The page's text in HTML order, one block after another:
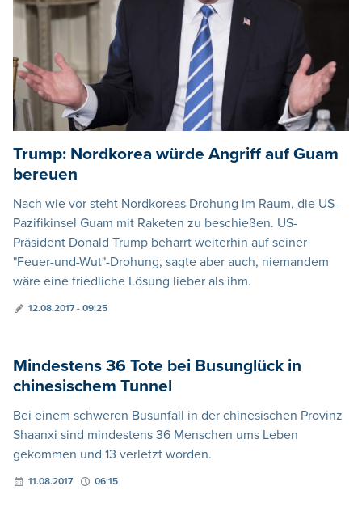
Trump: Nordkorea würde Angriff auf Guam
bereuen
Nach wie vor steht Nordkoreas Drohung im Raum, die US-
Pazifikinsel Guam mit Raketen zu beschießen. US-
Präsident Donald Trump beharrt weiterhin auf seiner
"Feuer-und-Wut"-Drohung, sagte aber auch, niemandem
wäre eine friedliche Lösung lieber als ihm.
12.08.2017 - 09:25
Mindestens 36 Tote bei Busunglück in
chinesischem Tunnel
Bei einem schweren Busunfall in der chinesischen Provinz
Shaanxi sind mindestens 36 Menschen ums Leben
gekommen und 13 verletzt worden.
11.08.2017 06:15